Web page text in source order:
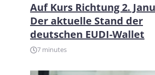
Auf Kurs Richtung 2.
Der aktuelle Stand der
deutschen EUDI-Wallet
7 minutes